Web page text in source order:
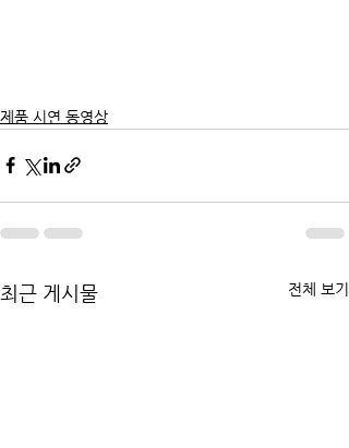
제품 시연 동영상
최근 게시물 전체 보기